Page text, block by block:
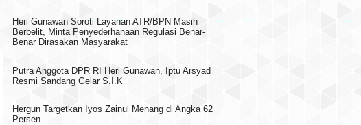
Heri Gunawan Soroti Layanan ATR/BPN Masih
Berbelit, Minta Penyederhanaan Regulasi Benar-
Benar Dirasakan Masyarakat
Putra Anggota DPR RI Heri Gunawan, Iptu Arsyad
Resmi Sandang Gelar S.I.K
Hergun Targetkan Iyos Zainul Menang di Angka 62
Persen